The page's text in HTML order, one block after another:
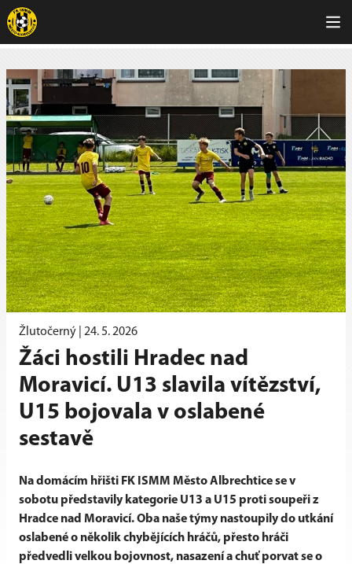
Žlutočerný | 24. 5. 2026
Žáci hostili Hradec nad
Moravicí. U13 slavila vítězství,
U15 bojovala v oslabené
sestavě
Na domácím hřišti FK ISMM Město Albrechtice se v
sobotu představily kategorie U13 a U15 proti soupeři z
Hradce nad Moravicí. Oba naše týmy nastoupily do utkání
oslabené o několik chybějících hráčů, přesto hráči
předvedli velkou bojovnost, nasazení a chuť porvat se o